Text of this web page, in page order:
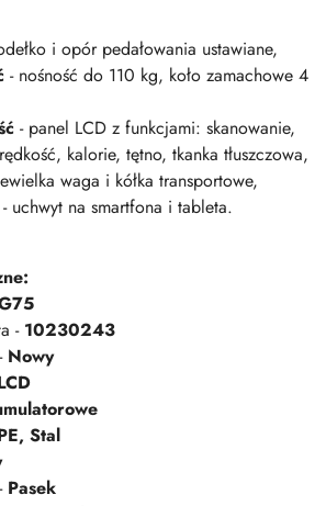
i opór pedałowania ustawiane,
- nośność do 110 kg, koło zamachowe 4
- panel LCD z funkcjami: skanowanie,
kalorie, tętno, tkanka tłuszczowa,
waga i kółka transportowe,
- uchwyt na smartfona i tableta.
- 10230243
Nowy
Stal
Pasek